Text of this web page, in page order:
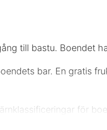
till bastu. Boendet
bar. En gratis
för